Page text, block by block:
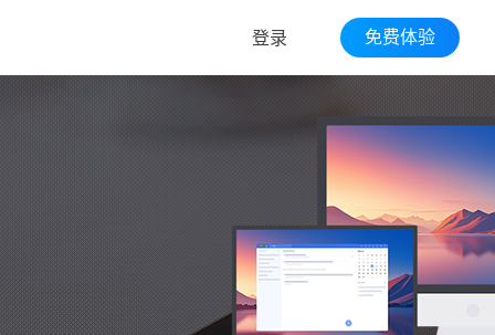
免费体验
登录